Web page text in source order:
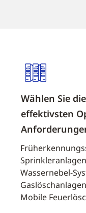
Wählen Sie
effektivsten
Sprinkleranlagen
Wassernebel-
Gaslöschanlagen
Mobile